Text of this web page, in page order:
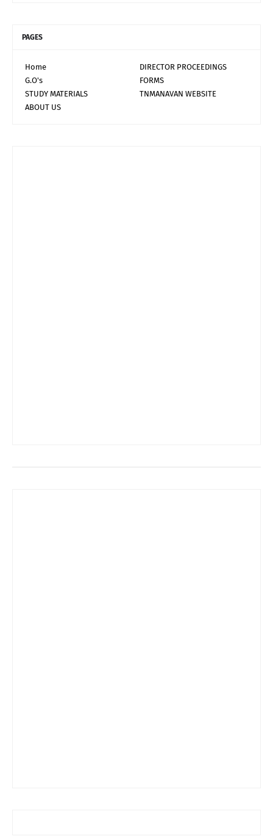
PAGES
Home
DIRECTOR PROCEEDINGS
G.O's
FORMS
STUDY MATERIALS
TNMANAVAN WEBSITE
ABOUT US